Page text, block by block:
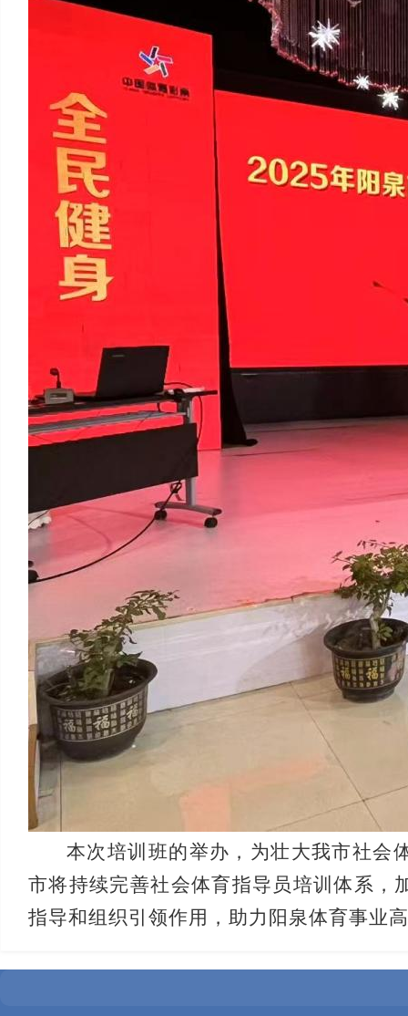
本次培训班的举办，为壮大我市社会
市将持续完善社会体育指导员培训体系，
指导和组织引领作用，助力阳泉体育事业